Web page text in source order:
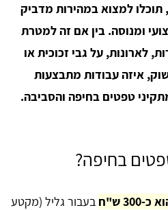
תוכלו למצוא במהירות מדביק
ומנוסה. בין אם זה למטרת
לארונות, על גבי זכוכית או
איזה עבודות מתבצעות
טפטים בחיפה והסביבה.
בחיפה?
ש"ח
בעבור גליל (מקטע